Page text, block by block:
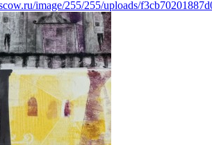
image/255/255/uploads/